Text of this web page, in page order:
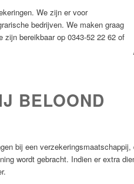
We zijn er voor
bedrijven. We maken graag
bereikbaar op 0343-52 22 62 of
BELOOND
bij een
wordt gebracht. Indien er extra